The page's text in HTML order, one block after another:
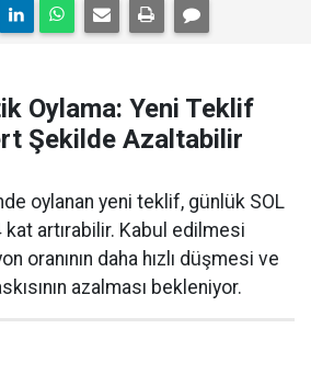
Oylama: Yeni Teklif
Şekilde Azaltabilir
oylanan yeni teklif, günlük SOL
kat artırabilir. Kabul edilmesi
oranının daha hızlı düşmesi ve
azalması bekleniyor.